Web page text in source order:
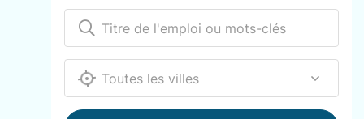
12000